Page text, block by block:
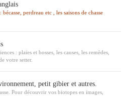
perdreau etc , les saisons de chasse
: plaies et bosses, les causes, les remèdes,
votre setter.
petit gibier et autres.
Pour découvrir vos biotopes en images,